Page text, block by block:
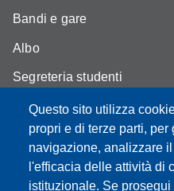
Questo sito utilizza
propri e di terze parti, per
navigazione, analizzare
l'efficacia delle attività di
istituzionale. Se
Bandi e gare
Albo
Segreteria studenti
Come trovarci
Assicurazione qualità